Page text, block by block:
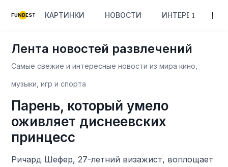
FUNBEST КАРТИНКИ НОВОСТИ ИНТЕРЕСНОЕ
Лента новостей развлечений
Самые свежие и интересные новости из мира кино,
музыки, игр и спорта
Парень, который умело
оживляет диснеевских
принцесс
Ричард Шефер, 27-летний визажист, воплощает